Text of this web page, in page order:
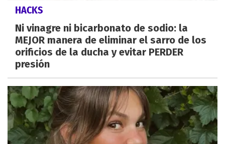
HACKS
Ni vinagre ni bicarbonato de sodio: la
MEJOR manera de eliminar el sarro de los
orificios de la ducha y evitar PERDER
presión